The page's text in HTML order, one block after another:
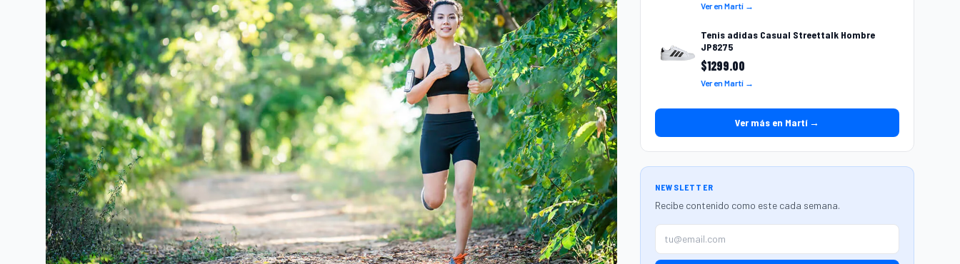
Ver en Martí →
Tenis adidas Casual Streettalk Hombre
JP8275
$1299.00
Ver en Martí →
Ver más en Martí →
NEWSLETTER
Recibe contenido como este cada semana.